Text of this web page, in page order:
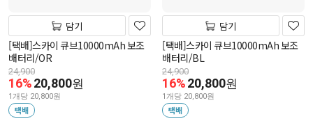
담기
[택배]스카이 큐브10000mAh 보조
배터리/OR
24,900
16%20,800원
1개당 20,800원
택배
담기
[택배]스카이 큐브10000mAh 보조
배터리/BL
24,900
16%20,800원
1개당 20,800원
택배